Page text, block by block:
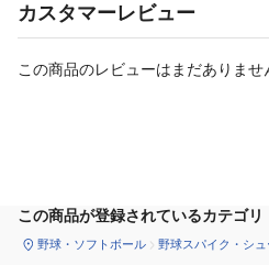
カスタマーレビュー
この商品のレビューはまだありませ
この商品が登録されているカテゴリ
野球・ソフトボール 野球スパイク・シ